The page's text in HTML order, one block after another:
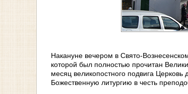
Накануне вечером в Свято-
которой был полностью прочитан
месяц великопостного подвига
Божественную литургию в честь